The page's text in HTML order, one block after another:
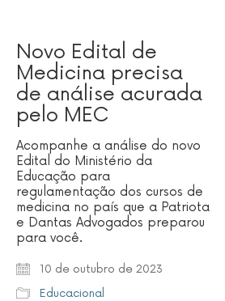
Novo Edital de
Medicina precisa
de análise acurada
pelo MEC
Acompanhe a análise do novo
Edital do Ministério da
Educação para
regulamentação dos cursos de
medicina no país que a Patriota
e Dantas Advogados preparou
para você.
10 de outubro de 2023
Educacional